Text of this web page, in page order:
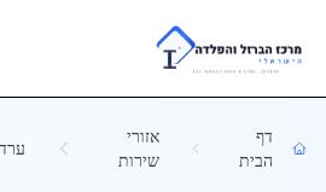
Skip to main content
דף
הבית
אזורי
שירות
ערד